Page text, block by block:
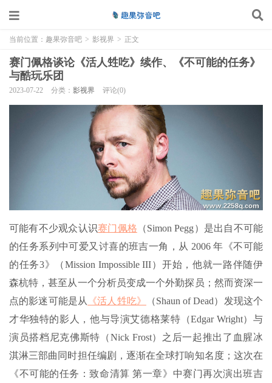
当前位置： 趣果弥音吧 > 影视界 > 正文
赛门佩格谈论《活人甡吃》续作、《不可能的任务》
与酷玩乐团
2023-07-22 分类： 影视界 评论(0)
可能有不少观众认识赛门佩格 （Simon Pegg）是出自不可能
的任务系列中可爱又讨喜的班吉一角，从 2006 年《不可能
的任务3》（Mission Impossible III）开始，他就一路伴随伊
森杭特，甚至从一个分析员变成一个外勤探员；然而资深一
点的影迷可能是从
《活人甡吃》
（Shaun of Dead）发现这个
才华独特的影人，他与导演艾德格莱特（Edgar Wright）与
演员搭档尼克佛斯特（Nick Frost）之后一起推出了血腥冰
淇淋三部曲同时担任编剧，逐渐在全球打响知名度；这次在
《不可能的任务：致命清算 第一章》中赛门再次演出班吉